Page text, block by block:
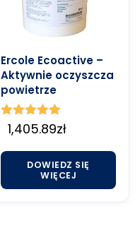
Ercole Ecoactive –
Aktywnie oczyszcza
powietrze
Oceniono
5.00
1,405.89zł
DOWIEDZ SIĘ
WIĘCEJ